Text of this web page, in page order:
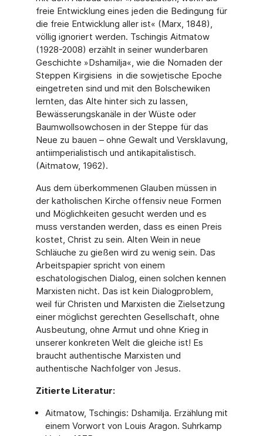
freie Entwicklung eines jeden die Bedingung für
die freie Entwicklung aller ist« (Marx, 1848),
völlig ignoriert werden. Tschingis Aitmatow
(1928-2008) erzählt in seiner wunderbaren
Geschichte »Dshamilja«, wie die Nomaden der
Steppen Kirgisiens in die sowjetische Epoche
eingetreten sind und mit den Bolschewiken
lernten, das Alte hinter sich zu lassen,
Bewässerungskanäle in der Wüste oder
Baumwollsowchosen in der Steppe für das
Neue zu bauen – ohne Gewalt und Versklavung,
antiimperialistisch und antikapitalistisch.
(Aitmatow, 1962).
Aus dem überkommenen Glauben müssen in
der katholischen Kirche offensiv neue Formen
und Möglichkeiten gesucht werden und es
muss verstanden werden, dass es einen Preis
kostet, Christ zu sein. Alten Wein in neue
Schläuche zu gießen wird zu wenig sein. Das
Arbeitspapier spricht von einem
eschatologischen Dialog, einen solchen kennen
Marxisten nicht. Das ist kein Dialogproblem,
weil für Christen und Marxisten die Zielsetzung
einer möglichst gerechten Gesellschaft, ohne
Ausbeutung, ohne Armut und ohne Krieg in
unserer konkreten Welt die gleiche ist! Es
braucht authentische Marxisten und
authentische Nachfolger von Jesus.
Zitierte Literatur:
Aitmatow, Tschingis: Dshamilja. Erzählung mit
einem Vorwort von Louis Aragon. Suhrkamp